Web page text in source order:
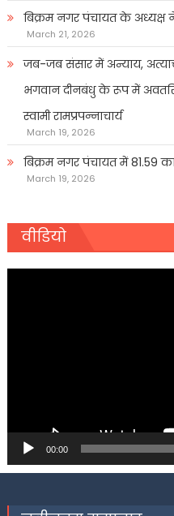
बिक्रम नगर पंचायत के अध्यक्ष
March 21, 2026
जब-जब संसार में अन्याय,
भगवान दीनबंधु के रूप में
स्वामी रामप्रपन्नाचार्य
March 19, 2026
बिक्रम नगर पंचायत में 81.59
March 19, 2026
वीडियो
00:00